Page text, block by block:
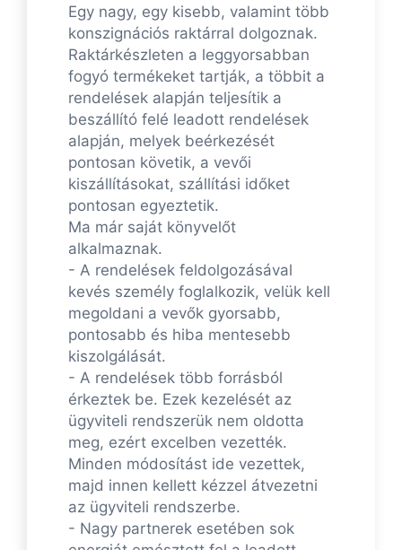
Egy nagy, egy kisebb, valamint több
konszignációs raktárral dolgoznak.
Raktárkészleten a leggyorsabban
fogyó termékeket tartják, a többit a
rendelések alapján teljesítik a
beszállító felé leadott rendelések
alapján, melyek beérkezését
pontosan követik, a vevői
kiszállításokat, szállítási időket
pontosan egyeztetik.
Ma már saját könyvelőt
alkalmaznak.
- A rendelések feldolgozásával
kevés személy foglalkozik, velük kell
megoldani a vevők gyorsabb,
pontosabb és hiba mentesebb
kiszolgálását.
- A rendelések több forrásból
érkeztek be. Ezek kezelését az
ügyviteli rendszerük nem oldotta
meg, ezért excelben vezették.
Minden módosítást ide vezettek,
majd innen kellett kézzel átvezetni
az ügyviteli rendszerbe.
- Nagy partnerek esetében sok